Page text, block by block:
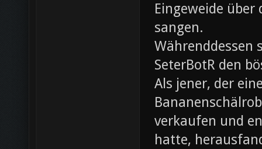
Eingeweide
sangen.
Währenddessen
SeterBotR den
Als jener, der
verkaufen und
hatte,